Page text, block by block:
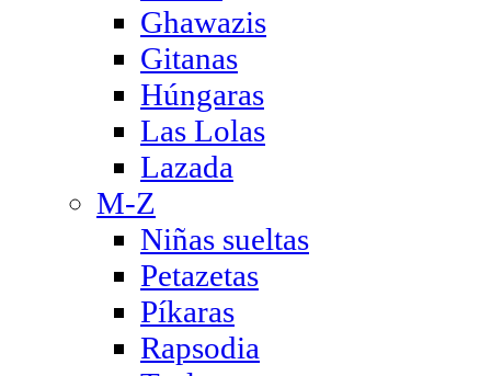
Ghawazis
Gitanas
Húngaras
Las Lolas
Lazada
M-Z
Niñas sueltas
Petazetas
Píkaras
Rapsodia